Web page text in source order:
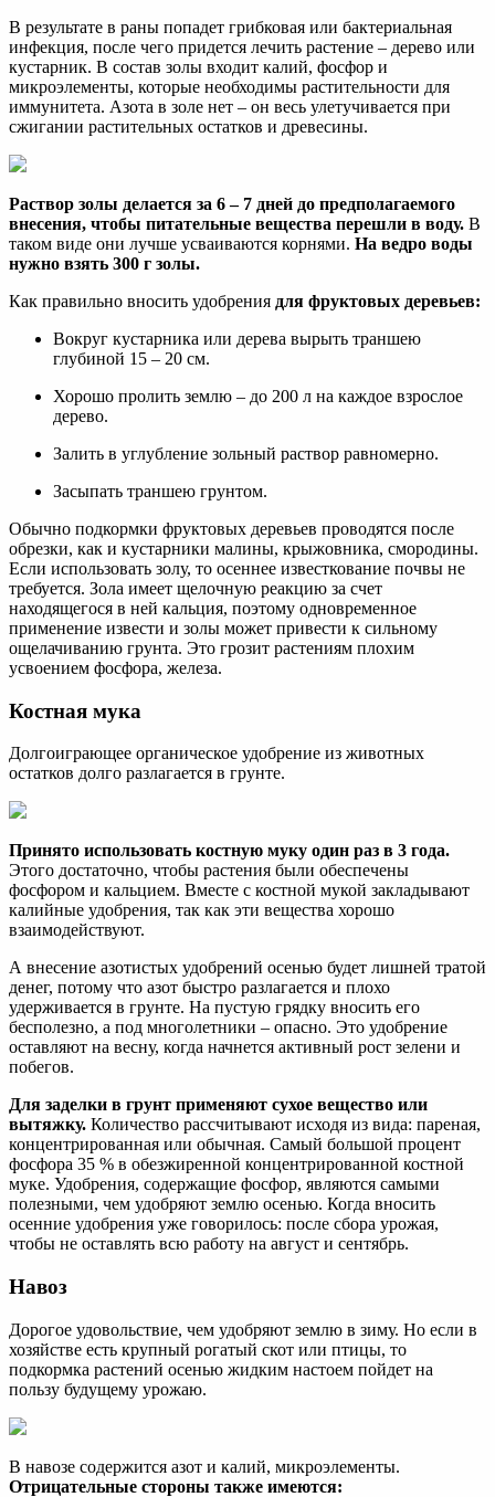
В результате в раны попадет грибковая или бактериальная
инфекция, после чего придется лечить растение – дерево или
кустарник. В состав золы входит калий, фосфор и
микроэлементы, которые необходимы растительности для
иммунитета. Азота в золе нет – он весь улетучивается при
сжигании растительных остатков и древесины.
Раствор золы делается за 6 – 7 дней до предполагаемого
внесения, чтобы питательные вещества перешли в воду. В
таком виде они лучше усваиваются корнями. На ведро воды
нужно взять 300 г золы.
Как правильно вносить удобрения для фруктовых деревьев:
Вокруг кустарника или дерева вырыть траншею
глубиной 15 – 20 см.
Хорошо пролить землю – до 200 л на каждое взрослое
дерево.
Залить в углубление зольный раствор равномерно.
Засыпать траншею грунтом.
Обычно подкормки фруктовых деревьев проводятся после
обрезки, как и кустарники малины, крыжовника, смородины.
Если использовать золу, то осеннее известкование почвы не
требуется. Зола имеет щелочную реакцию за счет
находящегося в ней кальция, поэтому одновременное
применение извести и золы может привести к сильному
ощелачиванию грунта. Это грозит растениям плохим
усвоением фосфора, железа.
Костная мука
Долгоиграющее органическое удобрение из животных
остатков долго разлагается в грунте.
Принято использовать костную муку один раз в 3 года.
Этого достаточно, чтобы растения были обеспечены
фосфором и кальцием. Вместе с костной мукой закладывают
калийные удобрения, так как эти вещества хорошо
взаимодействуют.
А внесение азотистых удобрений осенью будет лишней тратой
денег, потому что азот быстро разлагается и плохо
удерживается в грунте. На пустую грядку вносить его
бесполезно, а под многолетники – опасно. Это удобрение
оставляют на весну, когда начнется активный рост зелени и
побегов.
Для заделки в грунт применяют сухое вещество или
вытяжку. Количество рассчитывают исходя из вида: пареная,
концентрированная или обычная. Самый большой процент
фосфора 35 % в обезжиренной концентрированной костной
муке. Удобрения, содержащие фосфор, являются самыми
полезными, чем удобряют землю осенью. Когда вносить
осенние удобрения уже говорилось: после сбора урожая,
чтобы не оставлять всю работу на август и сентябрь.
Навоз
Дорогое удовольствие, чем удобряют землю в зиму. Но если в
хозяйстве есть крупный рогатый скот или птицы, то
подкормка растений осенью жидким настоем пойдет на
пользу будущему урожаю.
В навозе содержится азот и калий, микроэлементы.
Отрицательные стороны также имеются: